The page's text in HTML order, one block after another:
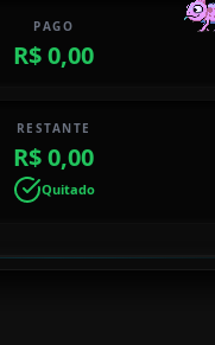
PAGO
R$ 0,00
RESTANTE
R$ 0,00
Quitado